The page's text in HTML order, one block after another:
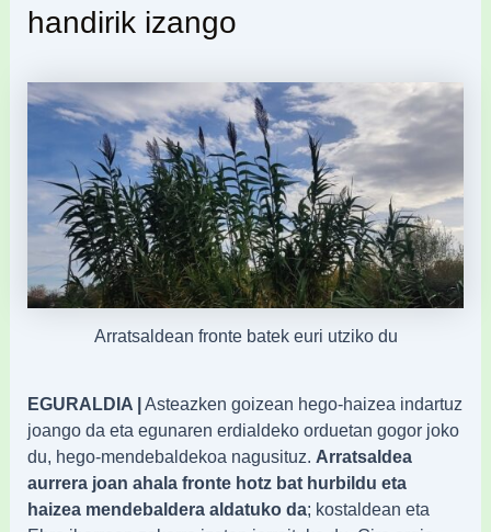
handirik izango
Arratsaldean fronte batek euri utziko du
EGURALDIA |Asteazken goizean hego-haizea indartuz
joango da eta egunaren erdialdeko orduetan gogor joko
du, hego-mendebaldekoa nagusituz. Arratsaldea
aurrera joan ahala fronte hotz bat hurbildu eta
haizea mendebaldera aldatuko da; kostaldean eta